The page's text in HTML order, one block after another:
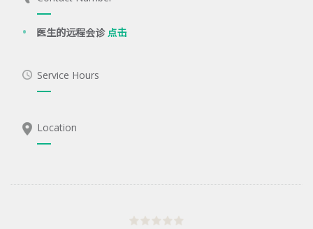
医生的远程会诊点击
Service Hours
Location